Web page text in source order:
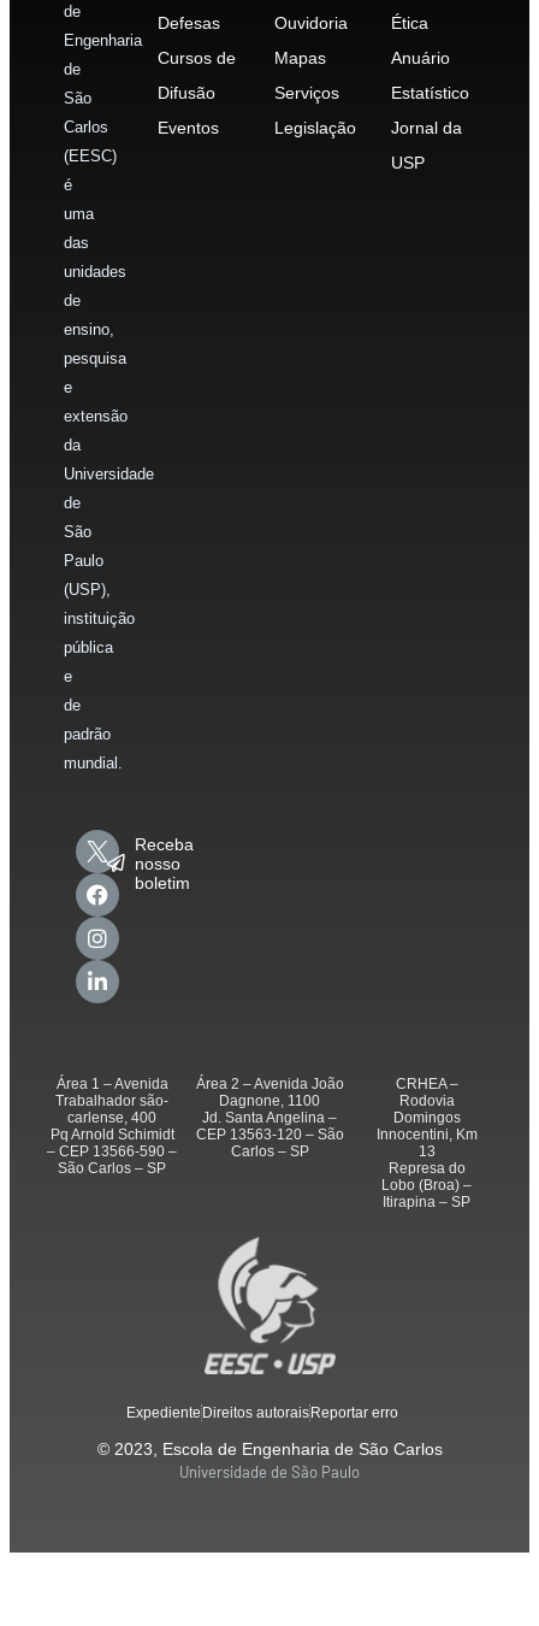
de
Engenharia
de
São
Carlos
(EESC)
é
uma
das
unidades
de
ensino,
pesquisa
e
extensão
da
Universidade
de
São
Paulo
(USP),
instituição
pública
e
de
padrão
mundial.
Receba
nosso
boletim
Defesas
Cursos de
Difusão
Eventos
Ouvidoria
Mapas
Serviços
Legislação
Ética
Anuário
Estatístico
Jornal da
USP
Área 1 – Avenida
Trabalhador são-
carlense, 400
Pq Arnold Schimidt
– CEP 13566-590 –
São Carlos – SP
Área 2 – Avenida João
Dagnone, 1100
Jd. Santa Angelina –
CEP 13563-120 – São
Carlos – SP
CRHEA –
Rodovia
Domingos
Innocentini, Km
13
Represa do
Lobo (Broa) –
Itirapina – SP
Expediente Direitos autorais Reportar erro
© 2023, Escola de Engenharia de São Carlos
Universidade de São Paulo